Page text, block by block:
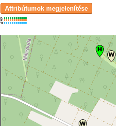
K
R
W